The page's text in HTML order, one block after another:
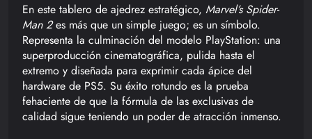
En este tablero de ajedrez estratégico, Marvel’s Spider-
Man 2es más que un simple juego; es un símbolo.
Representa la culminación del modelo PlayStation: una
superproducción cinematográfica, pulida hasta el
extremo y diseñada para exprimir cada ápice del
hardware de PS5. Su éxito rotundo es la prueba
fehaciente de que la fórmula de las exclusivas de
calidad sigue teniendo un poder de atracción inmenso.